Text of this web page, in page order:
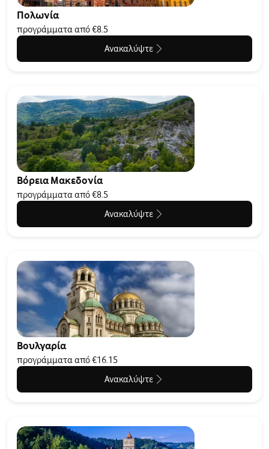
Πολωνία
προγράμματα από €8.5
Ανακαλύψτε
Βόρεια Μακεδονία
προγράμματα από €8.5
Ανακαλύψτε
Βουλγαρία
προγράμματα από €16.15
Ανακαλύψτε